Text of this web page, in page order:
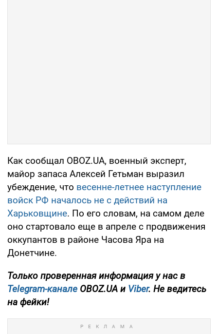
Как сообщал OBOZ.UA, военный эксперт,
майор запаса Алексей Гетьман выразил
убеждение, что весенне-летнее наступление
войск РФ началось не с действий на
Харьковщине. По его словам, на самом деле
оно стартовало еще в апреле с продвижения
оккупантов в районе Часова Яра на
Донетчине.
Только проверенная информация у нас в
Telegram-канале OBOZ.UA и Viber. Не ведитесь
на фейки!